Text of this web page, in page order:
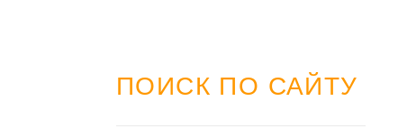
ПОИСК ПО САЙТУ